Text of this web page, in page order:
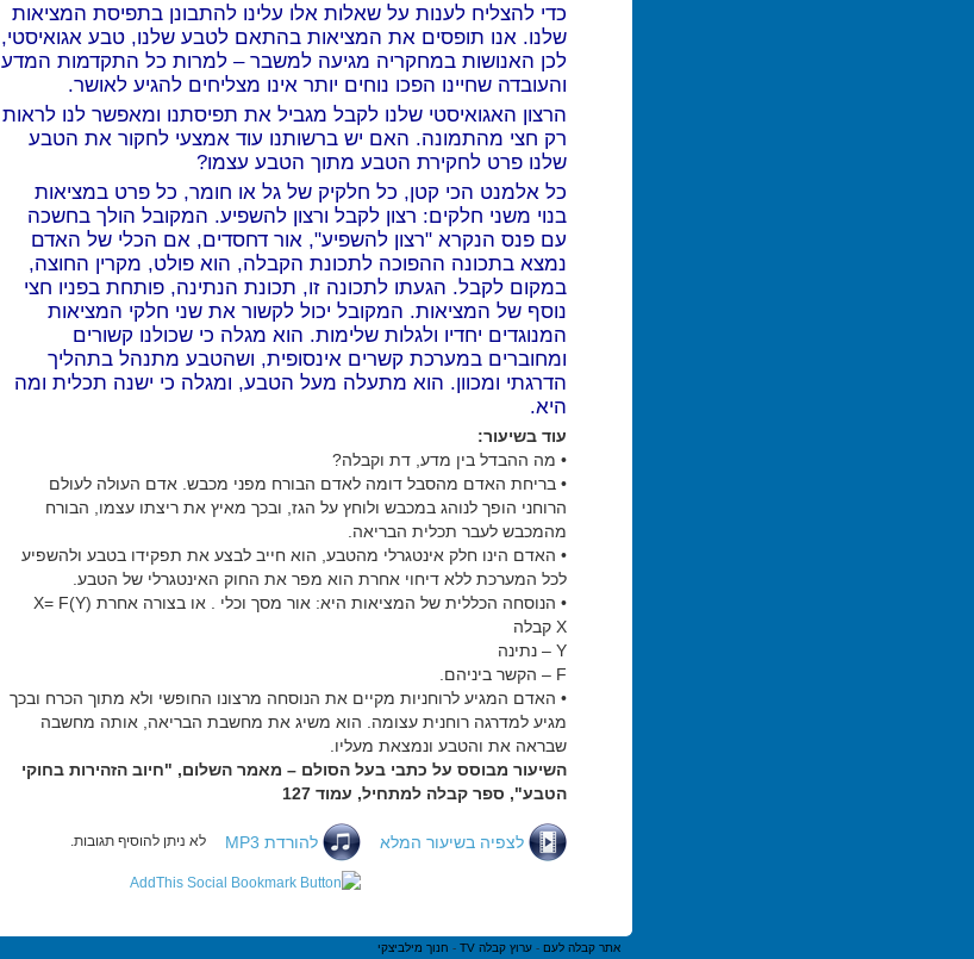
כדי להצליח לענות על שאלות אלו עלינו להתבונן בתפיסת המציאות
שלנו. אנו תופסים את המציאות בהתאם לטבע שלנו, טבע אגואיסטי,
לכן האנושות במחקריה מגיעה למשבר – למרות כל התקדמות המדע
והעובדה שחיינו הפכו נוחים יותר אינו מצליחים להגיע לאושר.
הרצון האגואיסטי שלנו לקבל מגביל את תפיסתנו ומאפשר לנו לראות
רק חצי מהתמונה. האם יש ברשותנו עוד אמצעי לחקור את הטבע
שלנו פרט לחקירת הטבע מתוך הטבע עצמו?
כל אלמנט הכי קטן, כל חלקיק של גל או חומר, כל פרט במציאות
בנוי משני חלקים: רצון לקבל ורצון להשפיע. המקובל הולך בחשכה
עם פנס הנקרא "רצון להשפיע", אור דחסדים, אם הכלי של האדם
נמצא בתכונה ההפוכה לתכונת הקבלה, הוא פולט, מקרין החוצה,
במקום לקבל. הגעתו לתכונה זו, תכונת הנתינה, פותחת בפניו חצי
נוסף של המציאות. המקובל יכול לקשור את שני חלקי המציאות
המנוגדים יחדיו ולגלות שלימות. הוא מגלה כי שכולנו קשורים
ומחוברים במערכת קשרים אינסופית, ושהטבע מתנהל בתהליך
הדרגתי ומכוון. הוא מתעלה מעל הטבע, ומגלה כי ישנה תכלית ומה
היא.
עוד בשיעור:
• מה ההבדל בין מדע, דת וקבלה?
• בריחת האדם מהסבל דומה לאדם הבורח מפני מכבש. אדם העולה לעולם
הרוחני הופך לנוהג במכבש ולוחץ על הגז, ובכך מאיץ את ריצתו עצמו, הבורח
מהמכבש לעבר תכלית הבריאה.
• האדם הינו חלק אינטגרלי מהטבע, הוא חייב לבצע את תפקידו בטבע ולהשפיע
לכל המערכת ללא דיחוי אחרת הוא מפר את החוק האינטגרלי של הטבע.
• הנוסחה הכללית של המציאות היא: אור מסך וכלי . או בצורה אחרת (X= F(Y
X קבלה
Y – נתינה
F – הקשר ביניהם.
• האדם המגיע לרוחניות מקיים את הנוסחה מרצונו החופשי ולא מתוך הכרח ובכך
מגיע למדרגה רוחנית עצומה. הוא משיג את מחשבת הבריאה, אותה מחשבה
שבראה את והטבע ונמצאת מעליו.
השיעור מבוסס על כתבי בעל הסולם – מאמר השלום, "חיוב הזהירות בחוקי
הטבע", ספר קבלה למתחיל, עמוד 127
לצפיה בשיעור המלא להורדת MP3 לא ניתן להוסיף תגובות.
אתר קבלה לעם - ערוץ קבלה TV - חנוך מילביצקי